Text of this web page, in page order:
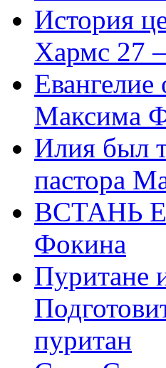
История
Хармс 27
Максима
Илия был
пастора
ВСТАНЬ
Фокина
Пуритане
пуритан